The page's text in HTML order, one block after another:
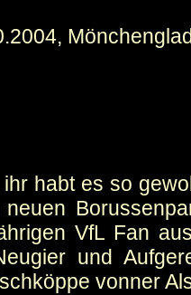
habt es so
VfL Fan
und
vonner